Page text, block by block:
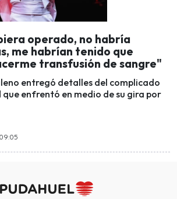
operado, no habría
me habrían tenido que
transfusión de sangre"
entregó detalles del complicado
que enfrentó en medio de su gira por